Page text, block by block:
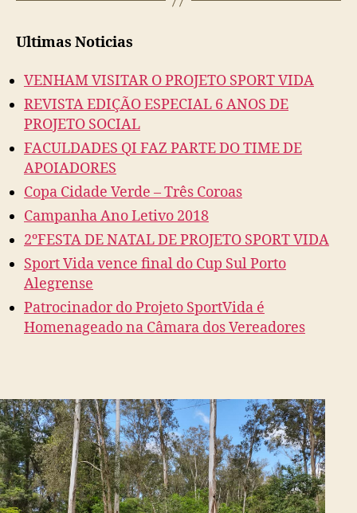
Ultimas Noticias
VENHAM VISITAR O PROJETO SPORT VIDA
REVISTA EDIÇÃO ESPECIAL 6 ANOS DE
PROJETO SOCIAL
FACULDADES QI FAZ PARTE DO TIME DE
APOIADORES
Copa Cidade Verde – Três Coroas
Campanha Ano Letivo 2018
2ºFESTA DE NATAL DE PROJETO SPORT VIDA
Sport Vida vence final do Cup Sul Porto
Alegrense
Patrocinador do Projeto SportVida é
Homenageado na Câmara dos Vereadores